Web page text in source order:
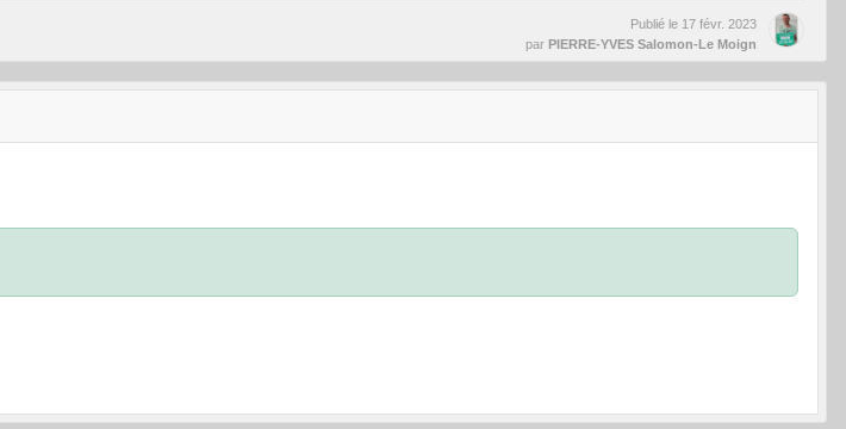
Publié le 17 févr. 2023
par PIERRE-YVES Salomon-Le Moign